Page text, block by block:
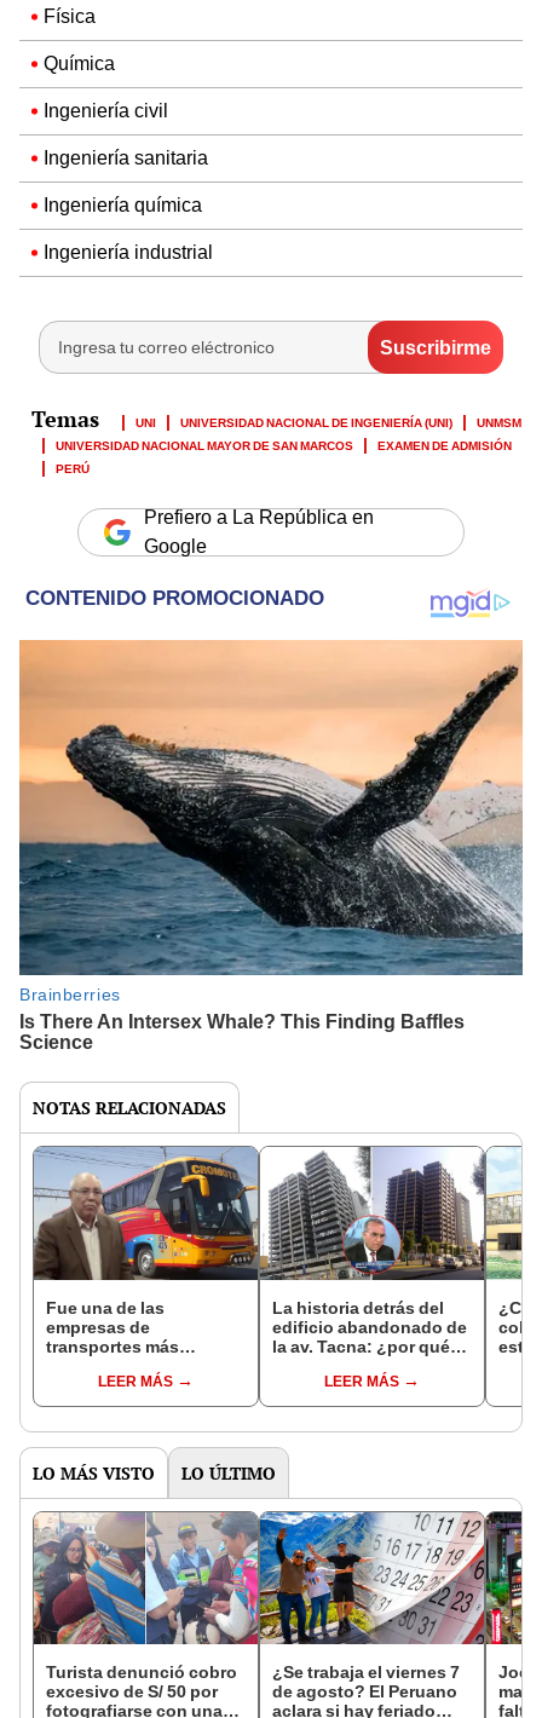
Física
Química
Ingeniería civil
Ingeniería sanitaria
Ingeniería química
Ingeniería industrial
UNI UNIVERSIDAD NACIONAL DE INGENIERÍA (UNI)
UNMSM
UNIVERSIDAD NACIONAL MAYOR DE SAN MARCOS
EXAMEN DE ADMISIÓN
PERÚ
Prefiero a La República en
Google
NOTAS RELACIONADAS
Fue una de las
empresas de
transportes más
quebró y empezó a
rematar sus buses:
LEER MÁS
La historia detrás del
edificio abandonado de
la av. Tacna: ¿por qué
inhabitado pese a tener
un dueño?
LEER MÁS
está
en
LO MÁS VISTO LO ÚLTIMO
Turista denunció cobro
excesivo de S/ 50 por
fotografiarse con una
¿Se trabaja el viernes 7
de agosto? El Peruano
aclara si hay feriado
falta